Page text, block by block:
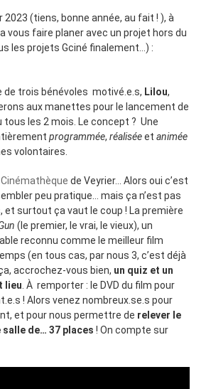
2023 (tiens, bonne année, au fait ! ), à
vous faire planer avec un projet hors du
les projets Gciné finalement…) :
de trois bénévoles motivé.e.s, Lilou,
aux manettes pour le lancement de
tous les 2 mois. Le concept ? Une
programmée, réaliséeetanimée
volontaires.
Cinémathèque de Veyrier… Alors oui c’est
peu pratique… mais ça n’est pas
et surtout ça vaut le coup ! La première
(le premier, le vrai, le vieux), un
reconnu comme le meilleur film
(en tous cas, par nous 3, c’est déjà
accrochez-vous bien, un quiz et un
lieu . À remporter : le DVD du film pour
! Alors venez nombreux.se.s pour
et pour nous permettre de relever le
de… 37 places ! On compte sur